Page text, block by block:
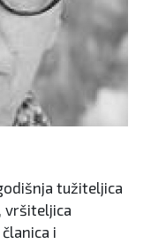
tužiteljica
vršiteljica
i